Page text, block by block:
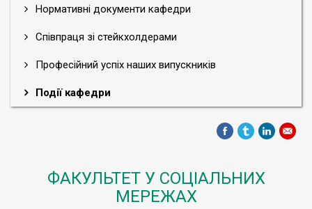
Нормативні документи кафедри
Співпраця зі стейкхолдерами
Професійний успіх наших випускників
Події кафедри
ФАКУЛЬТЕТ У СОЦІАЛЬНИХ
МЕРЕЖАХ